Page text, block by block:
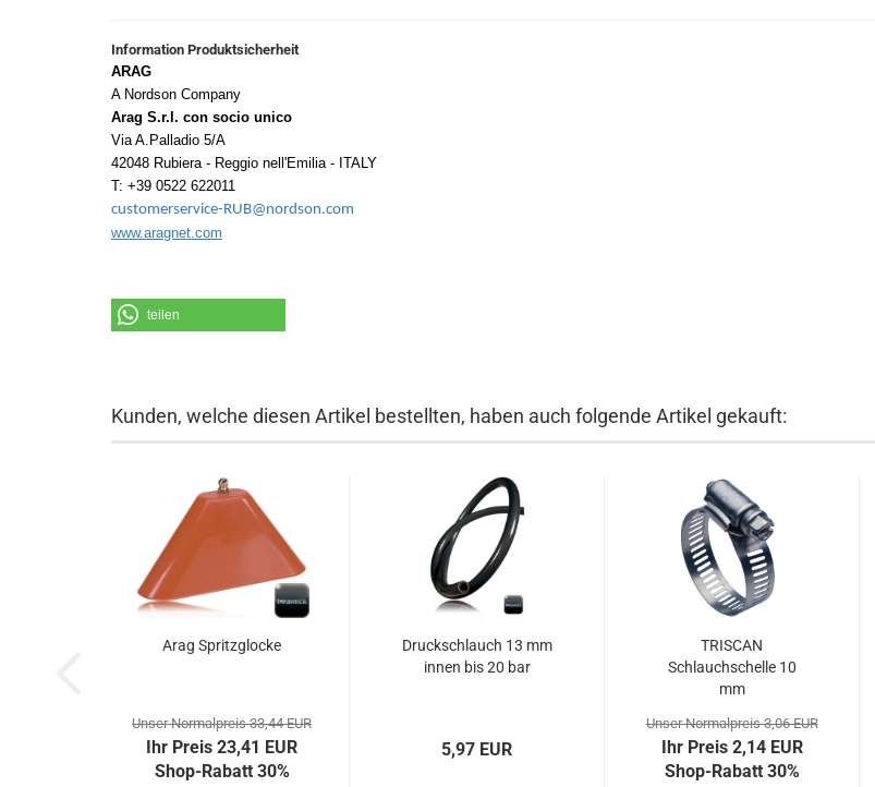
Information Produktsicherheit
ARAG
A Nordson Company
Arag S.r.l. con socio unico
Via A.Palladio 5/A
42048 Rubiera - Reggio nell'Emilia - ITALY
T: +39 0522 622011
customerservice-RUB@nordson.com
www.aragnet.com
teilen
Kunden, welche diesen Artikel bestellten, haben auch folgende Artikel gekauft:
Arag Spritzglocke
Unser Normalpreis 33,44 EUR
Ihr Preis 23,41 EUR
Shop-Rabatt 30%
Druckschlauch 13 mm
innen bis 20 bar
5,97 EUR
TRISCAN
Schlauchschelle 10
mm
Unser Normalpreis 3,06 EUR
Ihr Preis 2,14 EUR
Shop-Rabatt 30%